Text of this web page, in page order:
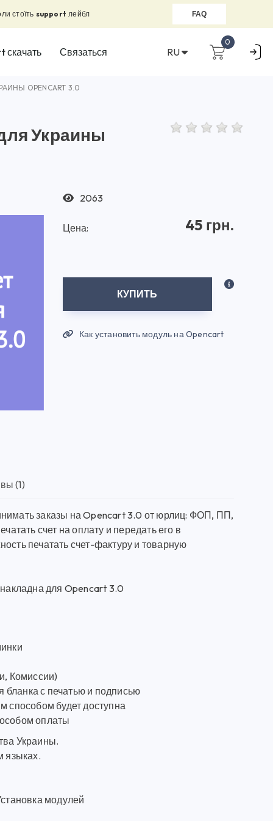
стоїть support лейбл FAQ
скачать Связаться RU
0
OPENCART 3.0
Украины
2063
Цена: 45 грн.
КУПИТЬ
Как установить модуль на Opencart
(1)
заказы на Opencart 3.0 от юрлиц: ФОП, ПП,
счет на оплату и передать его в
печатать счет-фактуру и товарную
для Opencart 3.0
Комиссии)
с печатью и подписью
способом будет доступна
оплаты
Украины.
языках.
модулей